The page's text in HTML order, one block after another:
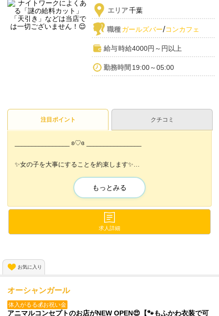
エリア千葉
職種ガールズバー/コンカフェ
給与時給4000円～円以上
勤務時間 19:00～05:00
注目ポイント クチコミ
________________ ʚ♡ɞ ________________
✨女の子を大事にすることを約束します✨
【💎Mimi💎】
________________ ʚ♡ɞ ________________
未経験者大歓迎✨
もっとみる
求人詳細
お気に入り
オーシャンガール
体入がるる💰お祝い金
アニマルコンセプトのお店がNEW OPEN😍【🐾もふかわ衣装で可